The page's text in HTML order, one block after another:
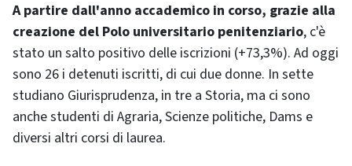
A partire dall'anno accademico in corso, grazie alla
creazione del Polo universitario penitenziario, c'è
stato un salto positivo delle iscrizioni (+73,3%). Ad oggi
sono 26 i detenuti iscritti, di cui due donne. In sette
studiano Giurisprudenza, in tre a Storia, ma ci sono
anche studenti di Agraria, Scienze politiche, Dams e
diversi altri corsi di laurea.